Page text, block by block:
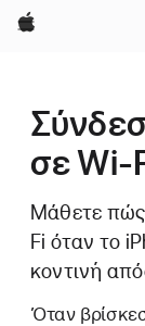
Apple
σε Wi-
Μάθετε πώς
Fi όταν το
κοντινή
Όταν